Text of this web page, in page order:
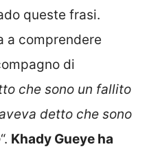
queste frasi.
a comprendere
di
che sono un fallito
detto che sono
“. Khady Gueye ha